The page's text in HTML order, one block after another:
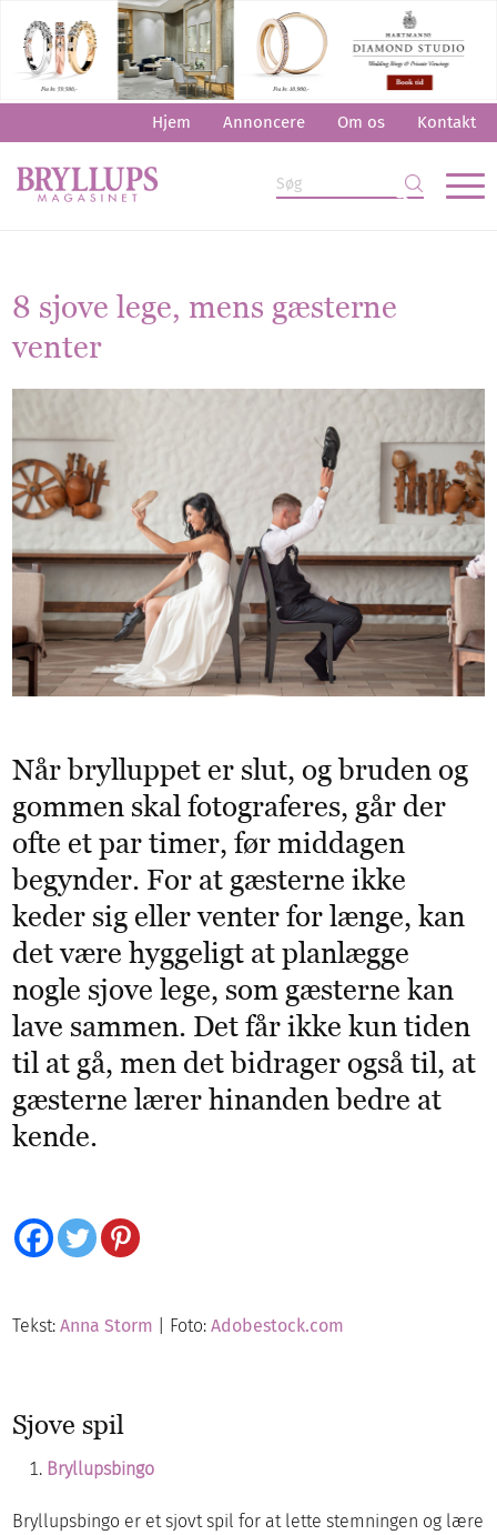
Hjem Annoncere Om os Kontakt
8 sjove lege, mens gæsterne
venter
Når brylluppet er slut, og bruden og
gommen skal fotograferes, går der
ofte et par timer, før middagen
begynder. For at gæsterne ikke
keder sig eller venter for længe, kan
det være hyggeligt at planlægge
nogle sjove lege, som gæsterne kan
lave sammen. Det får ikke kun tiden
til at gå, men det bidrager også til, at
gæsterne lærer hinanden bedre at
kende.
Tekst:Anna Storm | Foto:Adobestock.com
Sjove spil
Bryllupsbingo
Bryllupsbingo er et sjovt spil for at lette stemningen og lære